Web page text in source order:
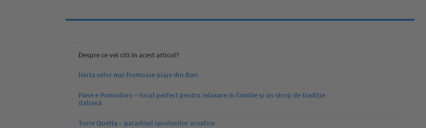
Maldive
Despre ce vei citi în acest articol?
Harta celor mai frumoase plaje din Bari
Pane e Pomodoro – locul perfect pentru relaxare în familie și un strop de tradiție
italiană
Torre Quetta – paradisul sporturilor acvatice